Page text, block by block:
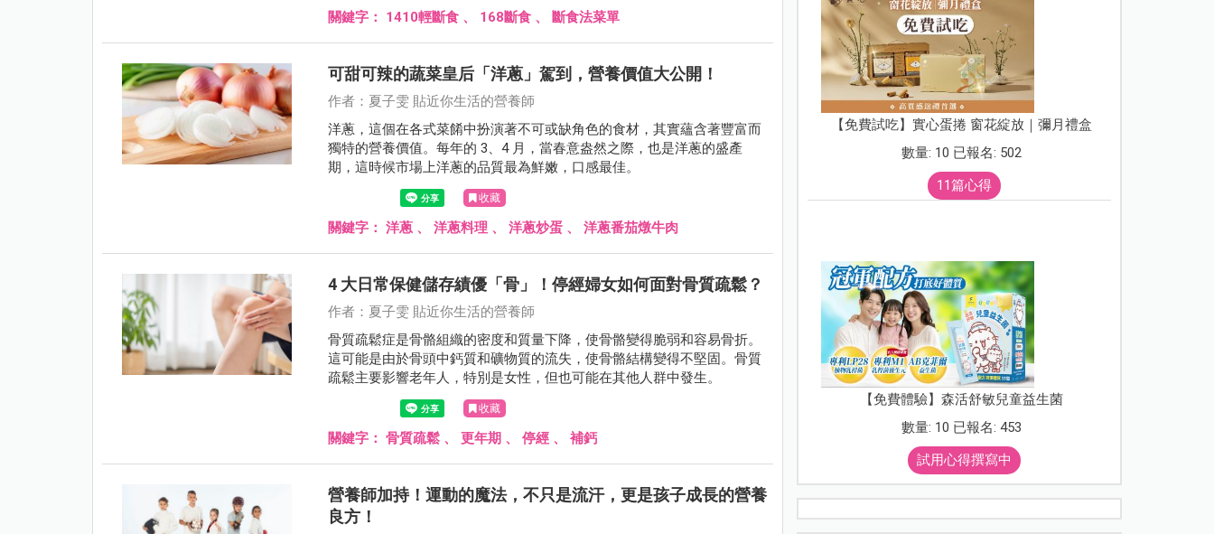
關鍵字： 1410輕斷食 、 168斷食 、 斷食法菜單
可甜可辣的蔬菜皇后「洋蔥」駕到，營養價值大公開！
作者：夏子雯 貼近你生活的營養師
洋蔥，這個在各式菜餚中扮演著不可或缺角色的食材，其實蘊含著豐富而
獨特的營養價值。每年的 3、4 月，當春意盎然之際，也是洋蔥的盛產
期，這時候市場上洋蔥的品質最為鮮嫩，口感最佳。
收藏
關鍵字： 洋蔥 、 洋蔥料理 、 洋蔥炒蛋 、 洋蔥番茄燉牛肉
4 大日常保健儲存績優「骨」！停經婦女如何面對骨質疏鬆？
作者：夏子雯 貼近你生活的營養師
骨質疏鬆症是骨骼組織的密度和質量下降，使骨骼變得脆弱和容易骨折。
這可能是由於骨頭中鈣質和礦物質的流失，使骨骼結構變得不堅固。骨質
疏鬆主要影響老年人，特別是女性，但也可能在其他人群中發生。
收藏
關鍵字： 骨質疏鬆 、 更年期 、 停經 、 補鈣
營養師加持！運動的魔法，不只是流汗，更是孩子成長的營養
良方！
【免費試吃】實心蛋捲 窗花綻放｜彌月禮盒
數量: 10 已報名: 502
11篇心得
【免費體驗】森活舒敏兒童益生菌
數量: 10 已報名: 453
試用心得撰寫中